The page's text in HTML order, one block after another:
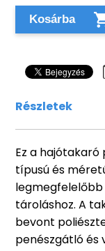
Kosárba
Részletek
Ez a
típusú és
legmegfelelőbb
tároláshoz. A
bevont
penészgátló és